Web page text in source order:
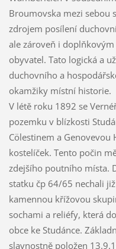
Broumovska mezi sebou
zdrojem posílení
ale zároveň i
obyvatel. Tato logická a
duchovního a
okamžiky místní historie.
V létě roku 1892 se
pozemku v blízkosti
Cölestinem a
kostelíček. Tento počin
zdejšího poutního místa.
statku čp 64/65 nechali
kamennou křížovou
sochami a reliéfy, která
obce ke Studánce.
slavnostně položen